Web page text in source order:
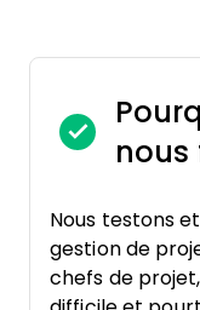
nous
Nous testons
gestion de
chefs de